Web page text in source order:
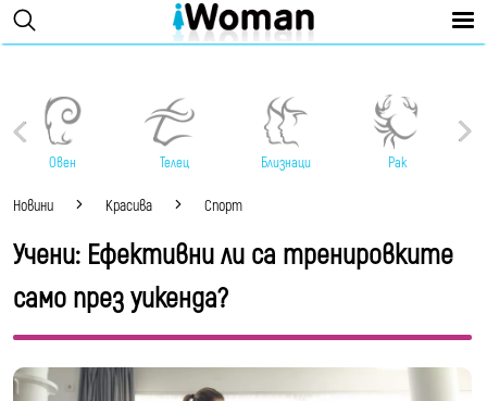
Овен Телец Близнаци Рак
Новини Красива Спорт
Учени: Ефективни ли са тренировките
само през уикенда?